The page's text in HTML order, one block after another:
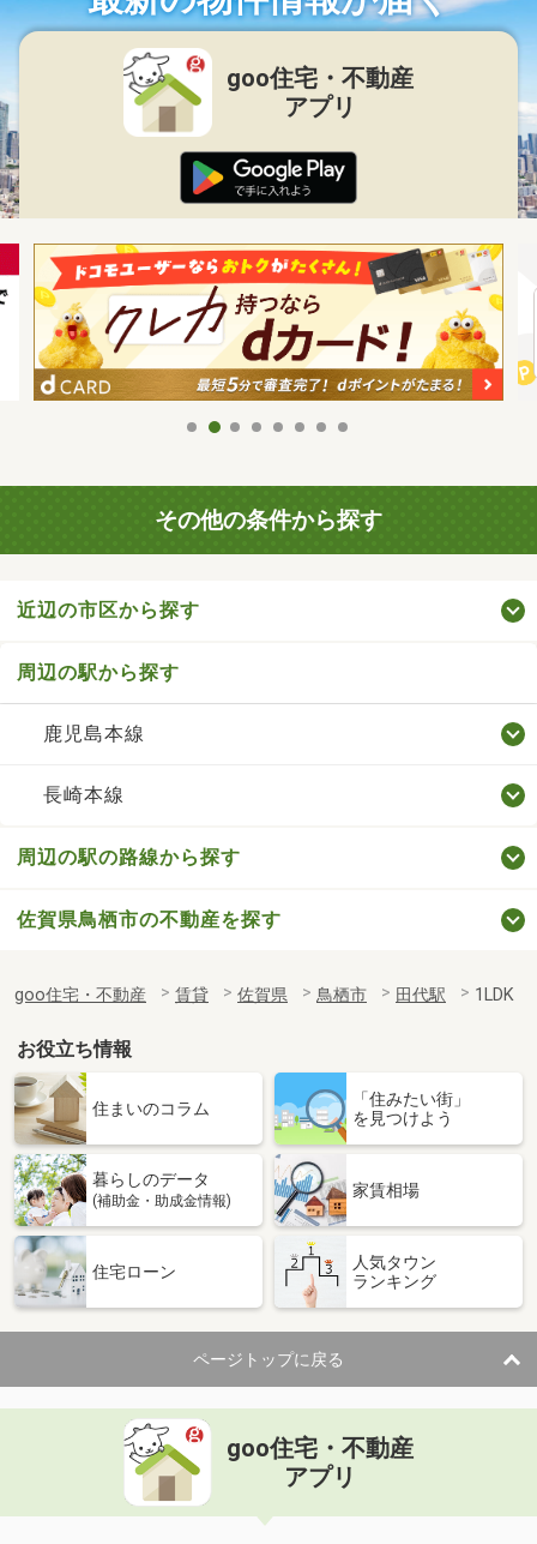
goo住宅・不動産
アプリ
その他の条件から探す
近辺の市区から探す
周辺の駅から探す
鹿児島本線
長崎本線
周辺の駅の路線から探す
佐賀県鳥栖市の不動産を探す
goo住宅・不動産 賃貸 佐賀県 鳥栖市 田代駅 1LDK
お役立ち情報
住まいのコラム
「住みたい街」
を見つけよう
暮らしのデータ
(補助金・助成金情報)
家賃相場
住宅ローン
人気タウン
ランキング
ページトップに戻る
goo住宅・不動産
アプリ